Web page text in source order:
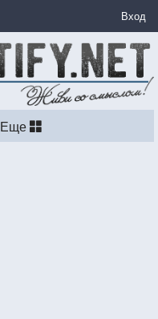
Вход
Еще